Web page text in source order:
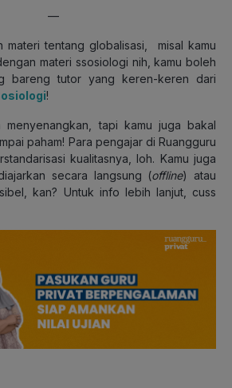
—
materi tentang globalisasi, misal kamu
materi ssosiologi nih, kamu boleh
bareng tutor yang keren-keren dari
!
menyenangkan, tapi kamu juga bakal
paham! Para pengajar di Ruangguru
kualitasnya, loh. Kamu juga
secara langsung (offline) atau
kan? Untuk info lebih lanjut, cuss